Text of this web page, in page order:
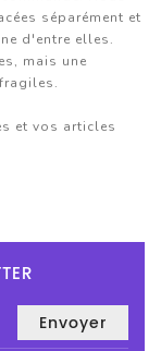
séparément et
d'entre elles.
mais une
et vos articles